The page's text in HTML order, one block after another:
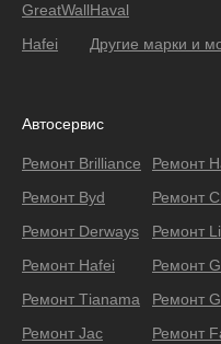
GreatWall
Hafei
Haval
Другие марки и
Автосервис
Ремонт Brilliance
Ремонт Byd
Ремонт Derways
Ремонт Hafei
Ремонт Тianama
Ремонт Jac
Ремонт
Ремонт
Ремонт
Ремонт
Ремонт
Ремонт